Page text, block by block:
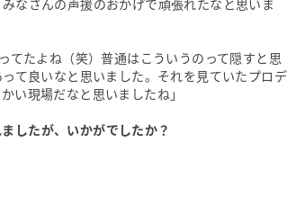
なさんの声援のおかげで頑張れたなと思いま
たよね（笑）普通はこういうのって隠すと思
て良いなと思いました。それを見ていたプロデ
い現場だなと思いましたね」
したが、いかがでしたか？